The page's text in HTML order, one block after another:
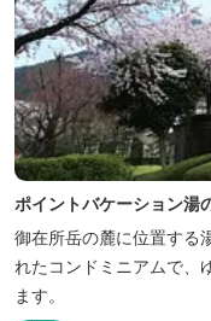
ポイントバケーション湯
御在所岳の麓に位置する
れたコンドミニアムで、
ます。